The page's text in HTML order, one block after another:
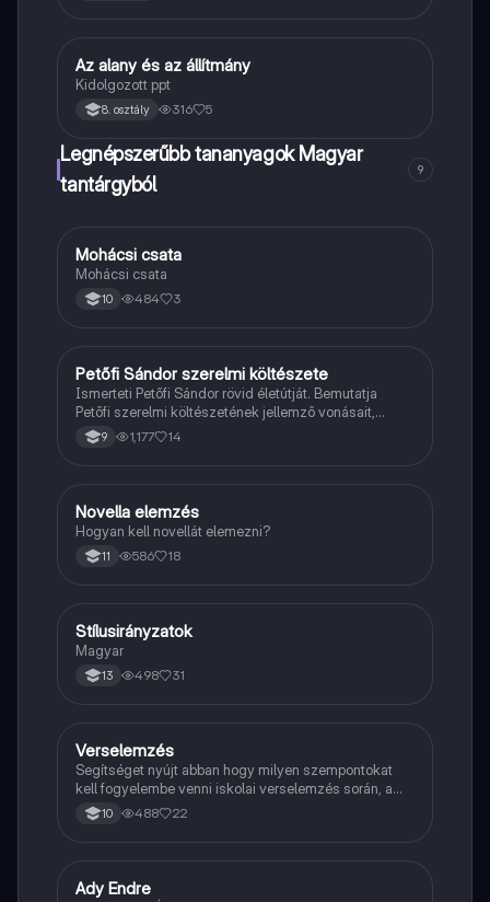
Magyar
Az alany és az állítmány
Kidolgozott ppt
8. osztály 316 5
Legnépszerűbb tananyagok Magyar
tantárgyból
9
Magyar
Mohácsi csata
Mohácsi csata
10 484 3
Magyar
Petőfi Sándor szerelmi költészete
Ismerteti Petőfi Sándor rövid életútját. Bemutatja
Petőfi szerelmi költészetének jellemző vonásait,
vereseinek ihletőit és külön kitér a hitvesi
költészetére.
9 1,177 14
Magyar
Novella elemzés
Hogyan kell novellát elemezni?
11 586 18
Magyar
Stílusirányzatok
Magyar
13 498 31
Magyar
Verselemzés
Segítséget nyújt abban hogy milyen szempontokat
kell fogyelembe venni iskolai verselemzés során, a
sikeres dolgozathoz.
10 488 22
Magyar
Ady Endre